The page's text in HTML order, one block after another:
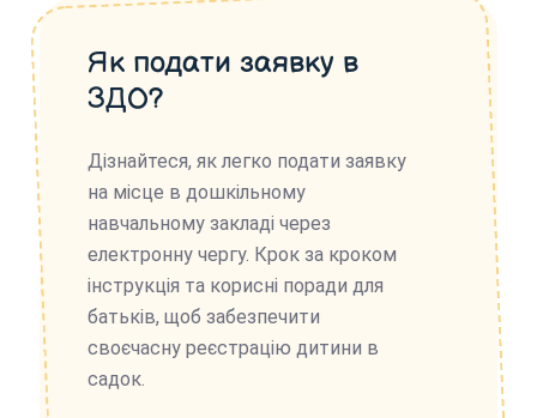
Як подати заявку в
ЗДО?
Дізнайтеся, як легко подати заявку
на місце в дошкільному
навчальному закладі через
електронну чергу. Крок за кроком
інструкція та корисні поради для
батьків, щоб забезпечити
своєчасну реєстрацію дитини в
садок.